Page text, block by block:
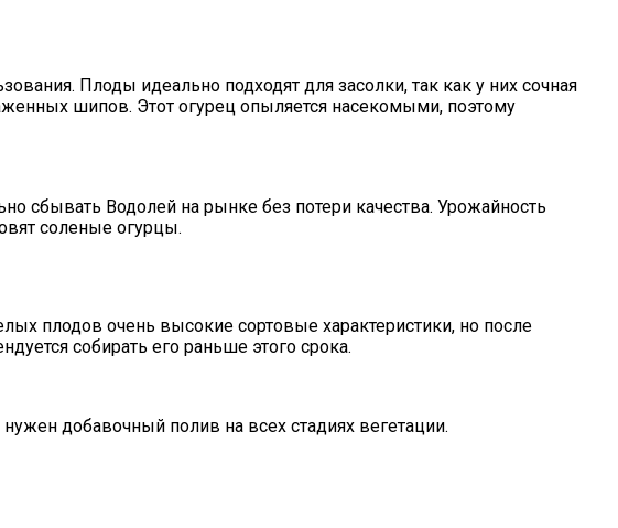
Плоды идеально подходят для засолки, так как у них сочная
шипов. Этот огурец опыляется насекомыми, поэтому
сбывать Водолей на рынке без потери качества. Урожайность
соленые огурцы.
плодов очень высокие сортовые характеристики, но после
собирать его раньше этого срока.
добавочный полив на всех стадиях вегетации.